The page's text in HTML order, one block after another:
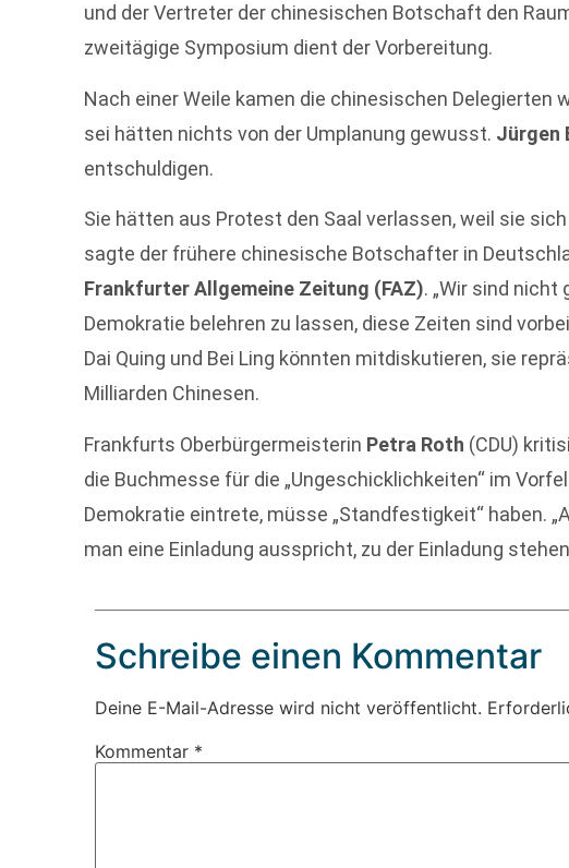
und der Vertreter der chinesischen Botschaft den
zweitägige Symposium dient der Vorbereitung.
Nach einer Weile kamen die chinesischen Delegierten
sei hätten nichts von der Umplanung gewusst. Jürgen
entschuldigen.
Sie hätten aus Protest den Saal verlassen, weil sie
sagte der frühere chinesische Botschafter in
Frankfurter Allgemeine Zeitung (FAZ). „Wir sind nicht
Demokratie belehren zu lassen, diese Zeiten sind
Dai Quing und Bei Ling könnten mitdiskutieren, sie
Milliarden Chinesen.
Frankfurts Oberbürgermeisterin Petra Roth (CDU)
die Buchmesse für die „Ungeschicklichkeiten“ im
Demokratie eintrete, müsse „Standfestigkeit“ haben.
man eine Einladung ausspricht, zu der Einladung
Schreibe einen Kommentar
Deine E-Mail-Adresse wird nicht veröffentlicht.
Kommentar *